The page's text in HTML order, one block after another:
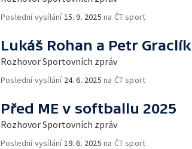
Poslední vysílání 15. 9. 2025 na ČT sport
Lukáš Rohan a Petr Graclík
Rozhovor Sportovních zpráv
Poslední vysílání 24. 6. 2025 na ČT sport
Před ME v softballu 2025
Rozhovor Sportovních zpráv
Poslední vysílání 19. 6. 2025 na ČT sport